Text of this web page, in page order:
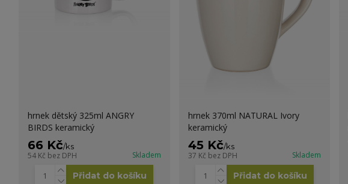
hrnek dětský 325ml ANGRY
BIRDS keramický
66 Kč/ks
54 Kč bez DPH Skladem
Přidat do košíku
hrnek 370ml NATURAL Ivory
keramický
45 Kč/ks
37 Kč bez DPH Skladem
Přidat do košíku